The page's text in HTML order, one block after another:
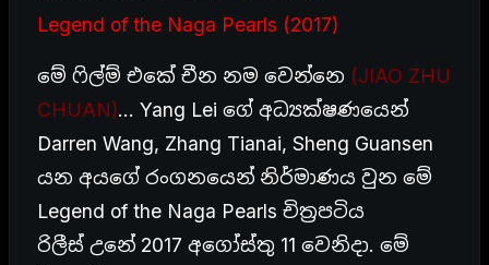
Legend of the Naga Pearls (2017)
මේ ෆිල්ම් එකේ චීන නම වෙන්නෙ (JIAO ZHU
CHUAN)… Yang Lei ගේ අධ්‍යක්ෂණයෙන්
Darren Wang, Zhang Tianai, Sheng Guansen
යන අයගේ රංගනයෙන් නිර්මාණය වුන මේ
Legend of the Naga Pearls චිත්‍රපටිය
රිලීස් උනේ 2017 අගෝස්තු 11 වෙනිදා. මේ